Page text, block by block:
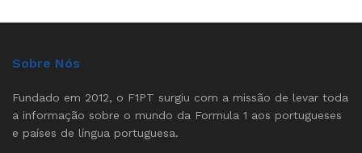
Sobre Nós
Fundado em 2012, o F1PT surgiu com a missão de levar toda
a informação sobre o mundo da Formula 1 aos portugueses
e países de língua portuguesa.